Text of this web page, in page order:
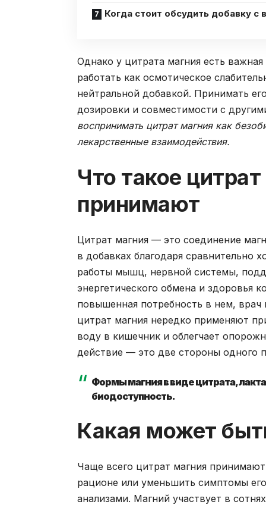
Когда стоит обсудить добавку с
Однако у цитрата магния есть
работать как осмотическое
нейтральной добавкой. Принимать
дозировки и совместимости с
воспринимать цитрат магния как
лекарственные взаимодействия.
Что такое
принимают
Цитрат магния — это соединение
в добавках благодаря сравнительно
работы мышц, нервной системы,
энергетического обмена и здоровья
повышенная потребность в нем,
цитрат магния нередко применяют
воду в кишечник и облегчает
действие — это две стороны одного
Формы магния в виде цитрата,
биодоступность.
Какая может
Чаще всего цитрат магния
рационе или уменьшить симптомы
анализами. Магний участвует в